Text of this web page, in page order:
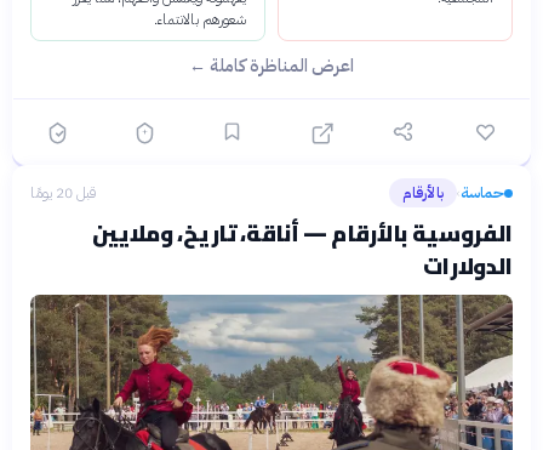
شعورهم بالانتماء.
اعرض المناظرة كاملة ←
حماسة› بالأرقام قبل 20 يومًا
الفروسية بالأرقام — أناقة، تاريخ، وملايين
الدولارات